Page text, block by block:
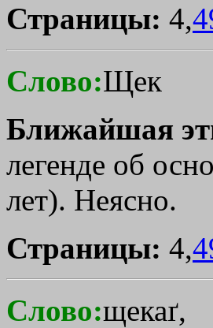
Страницы: 4,
Слово:Щек
Ближайшая
легенде об
лет). Неясно.
Страницы: 4,
Слово:щекаґ,